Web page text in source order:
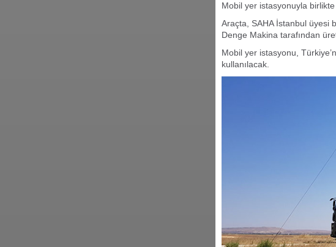
Mobil yer istasyonuyla
Araçta, SAHA İstanbul üyesi
Denge Makina tarafından
Mobil yer istasyonu,
kullanılacak.